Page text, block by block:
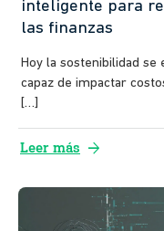
inteligente para
las finanzas
Hoy la sostenibilidad se
capaz de impactar
[…]
Leer más arrow_forward